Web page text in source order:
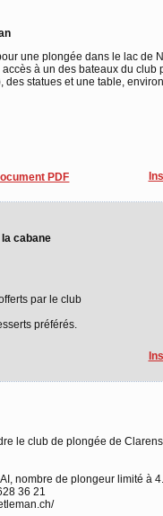
une plongée dans le lac de
à un des bateaux du
statues et une table,
PDF
cabane
par le club
préférés.
le club de plongée de
nombre de plongeur limité à 4.
36 21